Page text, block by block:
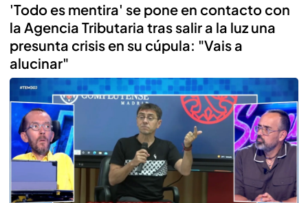
'Todo es mentira' se pone en contacto con
la Agencia Tributaria tras salir a la luz una
presunta crisis en su cúpula: "Vais a
alucinar"